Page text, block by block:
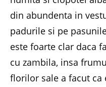
din abundenta in
padurile si pe
este foarte clar daca
cu zambila, insa
florilor sale a facut ca